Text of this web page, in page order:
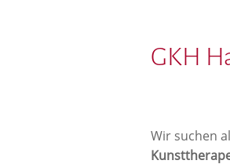
GKH
Wir suchen